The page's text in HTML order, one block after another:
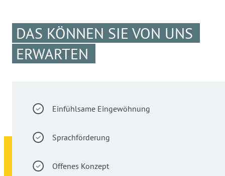
DAS KÖNNEN SIE VON UNS
ERWARTEN
Einfühlsame Eingewöhnung
Sprachförderung
Offenes Konzept